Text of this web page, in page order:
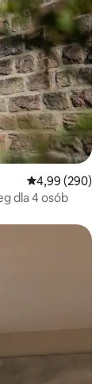
Średnia
4,99 (290)
dla 4 osób